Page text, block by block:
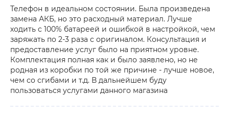
Телефон в идеальном состоянии. Была произведена
замена АКБ, но это расходный материал. Лучше
ходить с 100% батареей и ошибкой в настройкой, чем
заряжать по 2-3 раза с оригиналом. Консультация и
предоставление услуг было на приятном уровне.
Комплектация полная как и было заявлено, но не
родная из коробки по той же причине - лучше новое,
чем со сгибами и т.д. В дальнейшем буду
пользоваться услугами данного магазина